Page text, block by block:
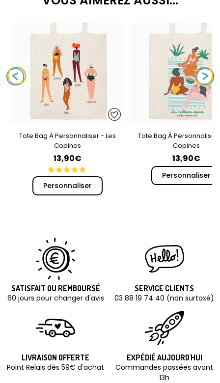
Tote Bag À Personnaliser - Les
Copines
13,90€
Personnaliser
Tote Bag À Personnaliser
Copines
13,90€
Personnaliser
SATISFAIT OU REMBOURSÉ
60 jours pour changer d'avis
SERVICE CLIENTS
03 88 19 74 40 (non surtaxé)
LIVRAISON OFFERTE
Point Relais dès 59€ d'achat
EXPÉDIÉ AUJOURD'HUI
Commandes passées avant
13h